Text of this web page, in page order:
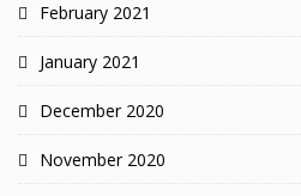
February 2021
January 2021
December 2020
November 2020